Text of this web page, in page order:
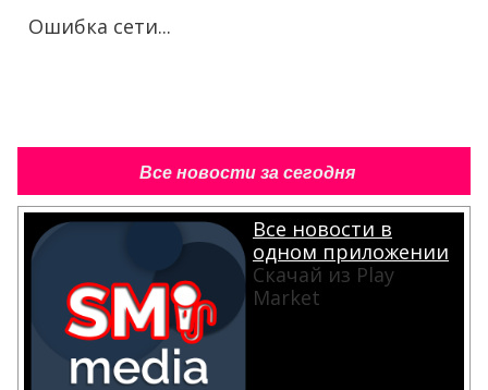
Ошибка сети...
Все новости за сегодня
Все новости в
одном приложении
Скачай из Play
Market